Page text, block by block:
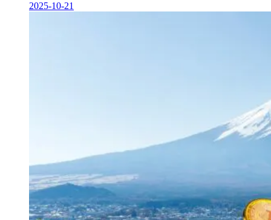
2025-10-21